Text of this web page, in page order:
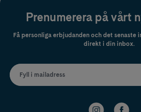
Prenumerera på vårt
Få personliga erbjudanden och det senaste
direkt i din inbox.
Fyll i mailadress